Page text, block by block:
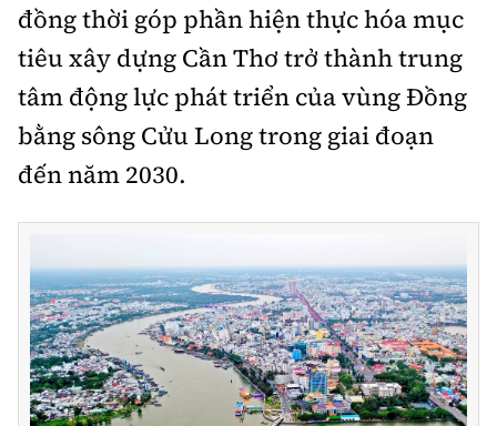
đồng thời góp phần hiện thực hóa mục
tiêu xây dựng Cần Thơ trở thành trung
tâm động lực phát triển của vùng Đồng
bằng sông Cửu Long trong giai đoạn
đến năm 2030.